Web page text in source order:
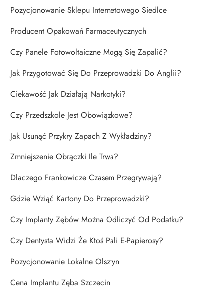
Pozycjonowanie Sklepu Internetowego Siedlce
Producent Opakowań Farmaceutycznych
Czy Panele Fotowoltaiczne Mogą Się Zapalić?
Jak Przygotować Się Do Przeprowadzki Do Anglii?
Ciekawość Jak Działają Narkotyki?
Czy Przedszkole Jest Obowiązkowe?
Jak Usunąć Przykry Zapach Z Wykładziny?
Zmniejszenie Obrączki Ile Trwa?
Dlaczego Frankowicze Czasem Przegrywają?
Gdzie Wziąć Kartony Do Przeprowadzki?
Czy Implanty Zębów Można Odliczyć Od Podatku?
Czy Dentysta Widzi Że Ktoś Pali E-Papierosy?
Pozycjonowanie Lokalne Olsztyn
Cena Implantu Zęba Szczecin